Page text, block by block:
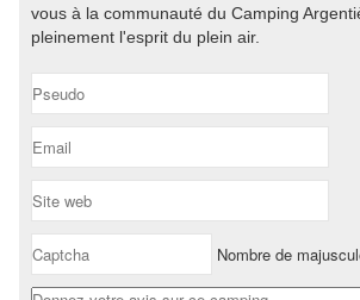
vous à la communauté du Camping
pleinement l'esprit du plein air.
Nombre de